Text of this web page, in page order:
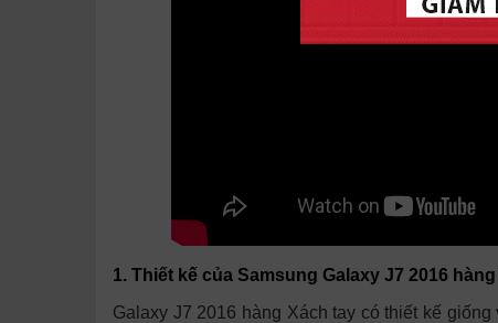
1. Thiết kế của Samsung Galaxy J7 2016
Galaxy J7 2016 hàng Xách tay có thiết kế